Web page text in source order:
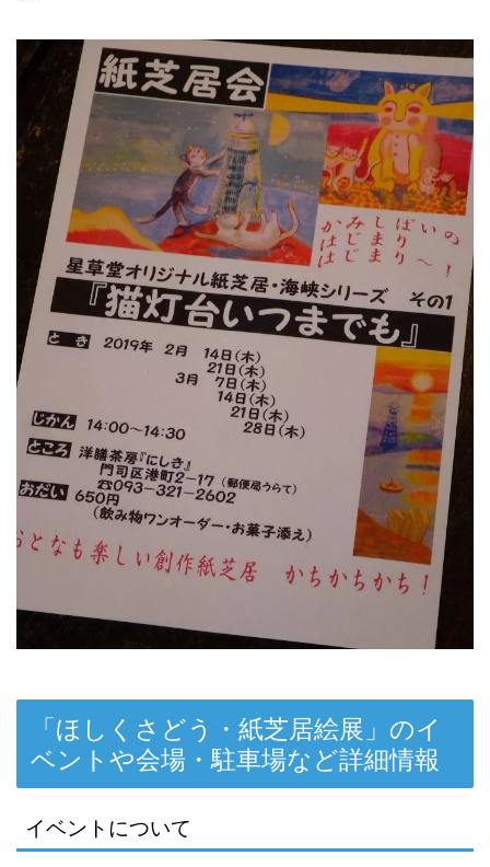
「ほしくさどう・紙芝居絵展」のイ
ベントや会場・駐車場など詳細情報
イベントについて